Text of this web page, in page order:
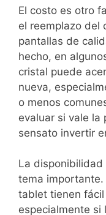
El costo es otro
el reemplazo del
pantallas de
hecho, en
cristal puede
nueva,
o menos
evaluar si vale la
sensato invertir
La
tema
tablet tienen
especialmente si